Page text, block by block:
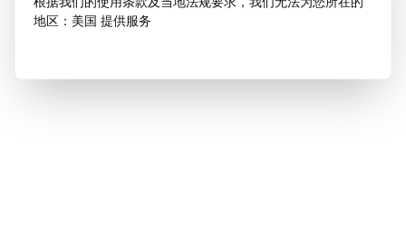
地区：美国 提供服务